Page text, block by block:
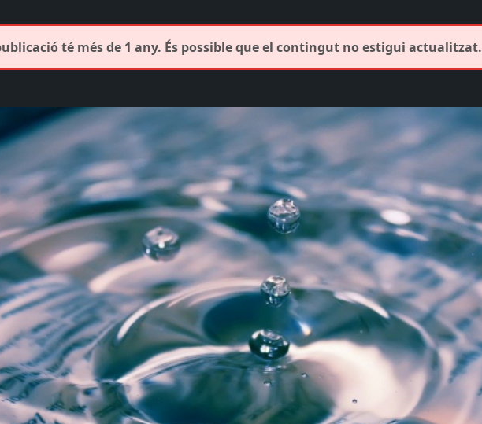
té més de 1 any. És possible que el contingut no estigui actualitzat.